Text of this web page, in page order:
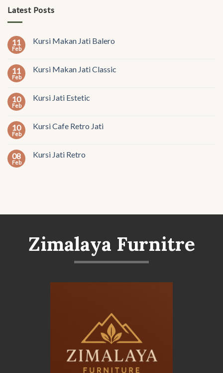
Latest Posts
11
Feb
Kursi Makan Jati Balero
11
Feb
Kursi Makan Jati Classic
10
Feb
Kursi Jati Estetic
10
Feb
Kursi Cafe Retro Jati
08
Feb
Kursi Jati Retro
Zimalaya Furnitre